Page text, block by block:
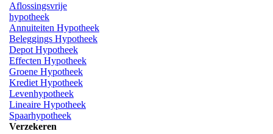
Aflossingsvrije
hypotheek
Annuiteiten Hypotheek
Beleggings Hypotheek
Depot Hypotheek
Effecten Hypotheek
Groene Hypotheek
Krediet Hypotheek
Levenhypotheek
Lineaire Hypotheek
Spaarhypotheek
Verzekeren